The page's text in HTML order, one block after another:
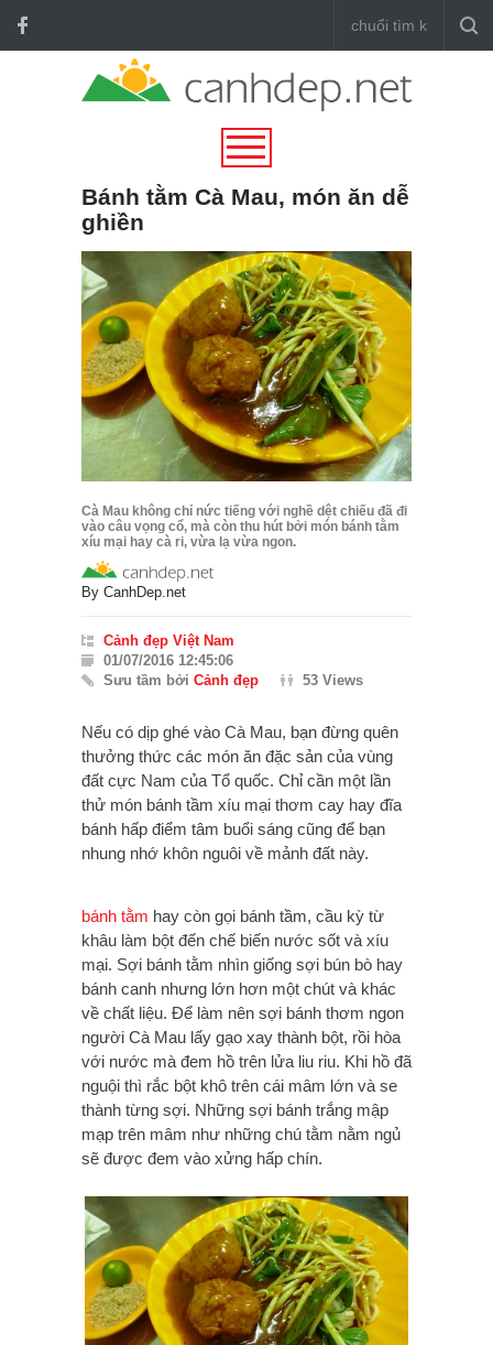
Bánh tằm Cà Mau, món ăn dễ
ghiền
Cà Mau không chỉ nức tiếng với nghề dệt chiếu đã đi
vào câu vọng cổ, mà còn thu hút bởi món bánh tằm
xíu mại hay cà ri, vừa lạ vừa ngon.
By CanhDep.net
Cảnh đẹp Việt Nam
01/07/2016 12:45:06
Sưu tầm bởi Cảnh đẹp 53 Views
Nếu có dịp ghé vào Cà Mau, bạn đừng quên
thưởng thức các món ăn đặc sản của vùng
đất cực Nam của Tổ quốc. Chỉ cần một lần
thử món bánh tầm xíu mại thơm cay hay đĩa
bánh hấp điểm tâm buổi sáng cũng để bạn
nhung nhớ khôn nguôi về mảnh đất này.
bánh tằm hay còn gọi bánh tầm, cầu kỳ từ
khâu làm bột đến chế biến nước sốt và xíu
mại. Sợi bánh tằm nhìn giống sợi bún bò hay
bánh canh nhưng lớn hơn một chút và khác
về chất liệu. Để làm nên sợi bánh thơm ngon
người Cà Mau lấy gạo xay thành bột, rồi hòa
với nước mà đem hồ trên lửa liu riu. Khi hồ đã
nguội thì rắc bột khô trên cái mâm lớn và se
thành từng sợi. Những sợi bánh trắng mập
mạp trên mâm như những chú tằm nằm ngủ
sẽ được đem vào xửng hấp chín.